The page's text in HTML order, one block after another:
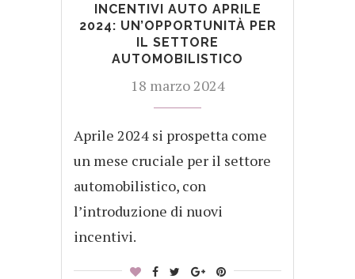
INCENTIVI AUTO APRILE
2024: UN’OPPORTUNITÀ PER
IL SETTORE
AUTOMOBILISTICO
18 marzo 2024
Aprile 2024 si prospetta come
un mese cruciale per il settore
automobilistico, con
l’introduzione di nuovi
incentivi.